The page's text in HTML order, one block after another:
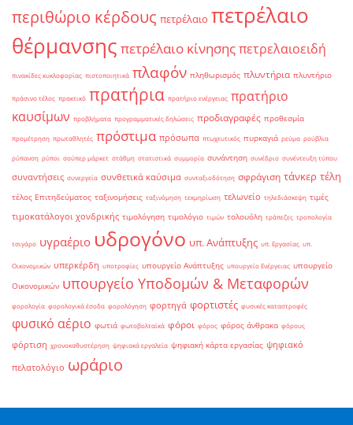
περιθώριο κέρδους πετρέλαιο πετρέλαιο
θέρμανσης πετρέλαιο κίνησηςπετρελαιοειδή
πινακίδες κυκλοφορίας πιστοποιητικά πλαφόν πληθωρισμός πλυντήρια πλυντήριο
πράσινο τέλος πρακτικό πρατήρια πρατήριο ενέργειας πρατήριο
καυσίμων προβλήματα προγραμματικές δηλώσεις προδιαγραφές προθεσμία
προμέτρηση πρωταθλητές πρόστιμα πρόσωπα πτωχευτικός πυρκαγιά ρεύμα ρούβλια
ρύπανση ρύποι σούπερ μάρκετ στάθμη στατιστικά συμμορία συνάντηση συνέδριο συνέντευξη τύπου
συναντήσεις συνεργεία συνθετικά καύσιμα συνταξιοδότηση σφράγιση τάνκερ τέλη
τέλος Επιτηδεύματος ταξινομήσεις ταξινόμηση τεκμηρίωση τελωνείο τηλεδιάσκεψη τιμές
τιμοκατάλογοι χονδρικής τιμολόγηση τιμολόγιο τιμών τολουόλη τράπεζες τροπολογία
τσιγάρο υγραέριο υδρογόνο υπ. Ανάπτυξης υπ. Εργασίας υπ.
Οικονομικών υπερκέρδη υποτροφίες υπουργείο Ανάπτυξης υπουργείο Ενέργειας υπουργείο
Οικονομικών υπουργείο Υποδομών & Μεταφορών
φορολογία φορολογικά έσοδα φορολόγηση φορτηγά φορτιστές φυσικές καταστροφές
φυσικό αέριο φωτιά φωτοβολταϊκά φόροι φόρος φόρος άνθρακα φόρους
φόρτιση χρονοκαθυστέρηση ψηφιακά εργαλεία ψηφιακή κάρτα εργασίας ψηφιακό
πελατολόγιο ωράριο